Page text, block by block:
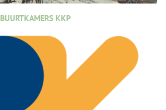
BUURTKAMERS KKP